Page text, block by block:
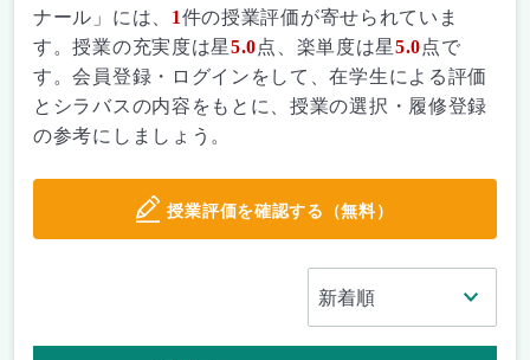
ナール」には、 1件の授業評価が寄せられていま
す。授業の充実度は星5.0点、楽単度は星5.0点で
す。会員登録・ログインをして、在学生による評価
とシラバスの内容をもとに、授業の選択・履修登録
の参考にしましょう。
授業評価を確認する（無料）